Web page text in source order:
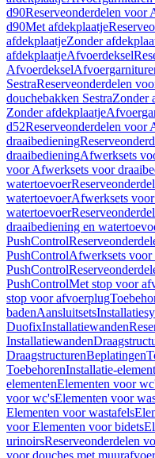
d90Reserveonderdelen voor
d90Met afdekplaatje
afdekplaatjeZonder
afdekplaatjeAfvoerdeksel
Afvoerdeksel
SestraReserveonderdelen
douchebakken SestraZonder
Zonder afdekplaatje
d52Reserveonderdelen voor
draaibediening
draaibedieningAfwerksets
voor Afwerksets voor
watertoevoer
watertoevoerAfwerksets
watertoevoer
draaibediening en
PushControl
PushControlAfwerksets
PushControl
PushControlMet stop voor
stop voor afvoerplug
badenAansluitsets
DuofixInstallatiewanden
Installatiewanden
DraagstructurenBeplatingen
ToebehorenInstallatie-
elementenElementen voor
voor wc'sElementen voor
Elementen voor wastafels
voor Elementen voor bidets
urinoirsReserveonderdelen
voor douches met muurafvoer